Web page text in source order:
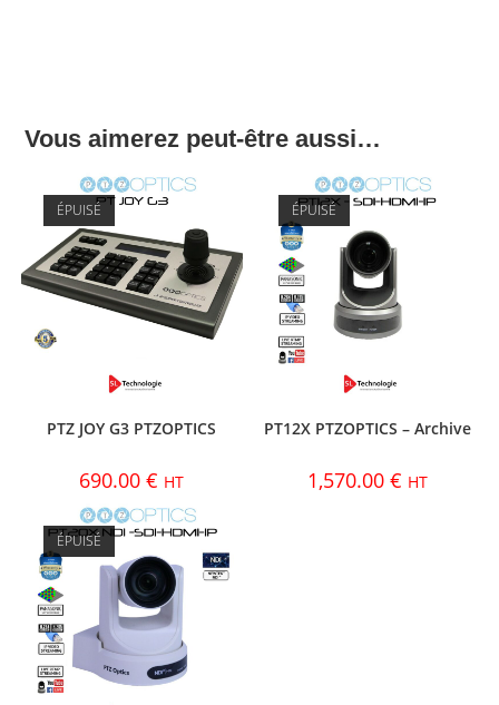
Vous aimerez peut-être aussi…
ÉPUISÉ
PTZ JOY G3 PTZOPTICS
690.00€ HT
ÉPUISÉ
PT12X PTZOPTICS – Archive
1,570.00 € HT
ÉPUISÉ